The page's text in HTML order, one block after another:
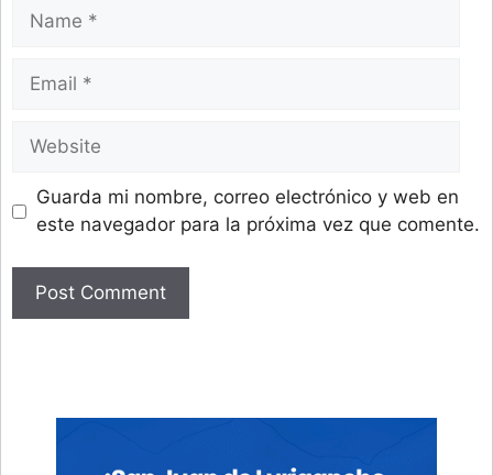
Name
Email
Website
Guarda mi nombre, correo electrónico y web en
este navegador para la próxima vez que comente.